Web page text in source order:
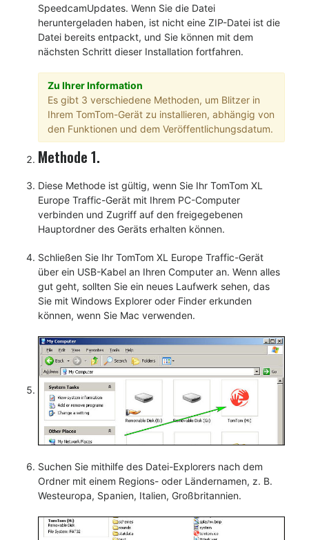
SpeedcamUpdates. Wenn Sie die Datei
heruntergeladen haben, ist nicht eine ZIP-Datei ist die
Datei bereits entpackt, und Sie können mit dem
nächsten Schritt dieser Installation fortfahren.
Zu Ihrer Information
Es gibt 3 verschiedene Methoden, um Blitzer in
Ihrem TomTom-Gerät zu installieren, abhängig von
den Funktionen und dem Veröffentlichungsdatum.
Methode 1.
Diese Methode ist gültig, wenn Sie Ihr TomTom XL
Europe Traffic-Gerät mit Ihrem PC-Computer
verbinden und Zugriff auf den freigegebenen
Hauptordner des Geräts erhalten können.
Schließen Sie Ihr TomTom XL Europe Traffic-Gerät
über ein USB-Kabel an Ihren Computer an. Wenn alles
gut geht, sollten Sie ein neues Laufwerk sehen, das
Sie mit Windows Explorer oder Finder erkunden
können, wenn Sie Mac verwenden.
Suchen Sie mithilfe des Datei-Explorers nach dem
Ordner mit einem Regions- oder Ländernamen, z. B.
Westeuropa, Spanien, Italien, Großbritannien.